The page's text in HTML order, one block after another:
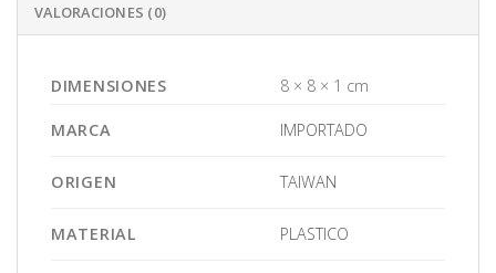
VALORACIONES (0)
DIMENSIONES 8 × 8 × 1 cm
MARCA IMPORTADO
ORIGEN TAIWAN
MATERIAL PLASTICO